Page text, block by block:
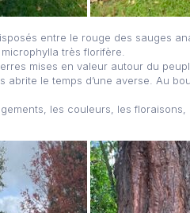
entre le rouge des sauges
très florifère.
mises en valeur autour du
le temps d’une averse. Au
les couleurs, les floraisons,